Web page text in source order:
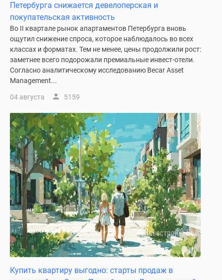
коттеджные
поселки
Строящиеся
коттеджные
поселки
Коттеджные
поселки
леса
Коттеджные
поселки
водоема
Коттеджные
поселки
ипотеку
Бизнес-
центры
Коттеджи
Траншевая
ипотека
Скидки
Петербурга снижается девелоперская и
покупательская активность
Во II квартале рынок апартаментов Петербурга вновь
ощутил снижение спроса, которое наблюдалось во всех
классах и форматах. Тем не менее, цены продолжили рост:
заметнее всего подорожали премиальные инвест-отели.
Согласно аналитическому исследованию Becar Asset
Management...
04 августа 5159
Купить квартиру выгодно: старты продаж в